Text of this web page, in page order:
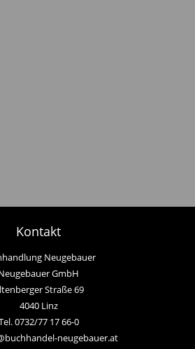
Kontakt
Neugebauer
GmbH
Straße 69
4040 Linz
0732/77 17 66-0
neugebauer.at